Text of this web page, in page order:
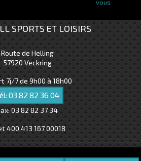
vous
SPORTS ET LOISIRS
Route de Helling
57920 Veckring
7j/7 de 9h00 à 18h00
03 82 82 36 04
03 82 82 37 34
400 413 167 00018